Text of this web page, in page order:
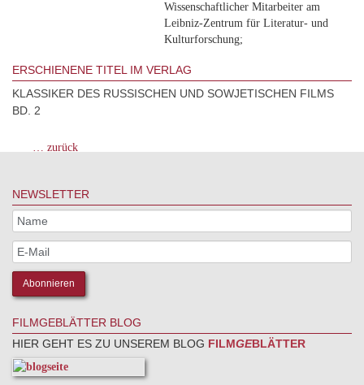
Wissenschaftlicher Mitarbeiter am
Leibniz-Zentrum für Literatur- und
Kulturforschung;
ERSCHIENENE TITEL IM VERLAG
KLASSIKER DES RUSSISCHEN UND SOWJETISCHEN FILMS
BD. 2
… zurück
NEWSLETTER
FILMGEBLÄTTER BLOG
HIER GEHT ES ZU UNSEREM BLOG FILMGEBLÄTTER